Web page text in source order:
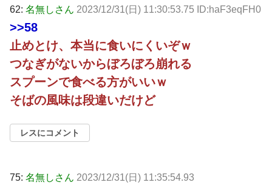
62: 名無しさん 2023/12/31(日) 11:30:53.75 ID:haF3eqFH0
>>58
止めとけ、本当に食いにくいぞｗ
つなぎがないからぼろぼろ崩れる
スプーンで食べる方がいいｗ
そばの風味は段違いだけど
レスにコメント
75: 名無しさん 2023/12/31(日) 11:35:54.93